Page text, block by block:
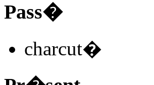
Pass�
charcut�